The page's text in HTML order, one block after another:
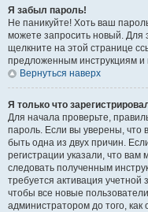
Я забыл пароль!
Не паникуйте! Хоть ваш
можете запросить новый. Для
щелкните на этой странице
предложенным инструкциям и
Вернуться наверх
Я только что
Для начала проверьте,
пароль. Если вы уверены, что
быть одна из двух причин.
регистрации указали, что
следовать полученным
требуется активация
чтобы все новые
администратором до того,